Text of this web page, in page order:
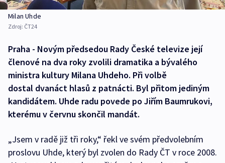
Milan Uhde
Zdroj: ČT24
Praha - Novým předsedou Rady České televize její
členové na dva roky zvolili dramatika a bývalého
ministra kultury Milana Uhdeho. Při volbě
dostal dvanáct hlasů z patnácti. Byl přitom jediným
kandidátem. Uhde radu povede po Jiřím Baumrukovi,
kterému v červnu skončil mandát.
„Jsem v radě již tři roky,“ řekl ve svém předvolebním
proslovu Uhde, který byl zvolen do Rady ČT v roce 2008.